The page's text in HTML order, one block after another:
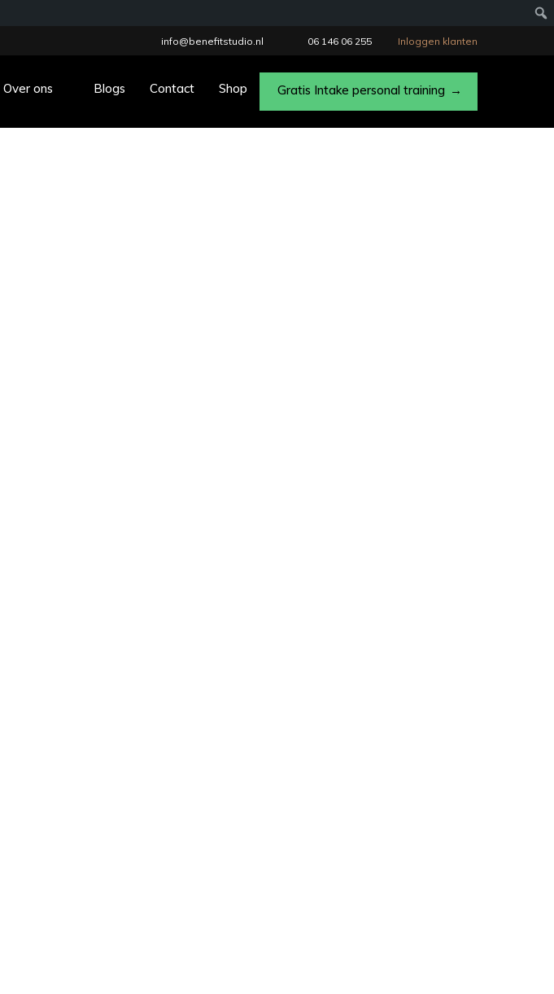
info@benefitstudio.nl 06 146 06 255 Inloggen klanten
Over ons Blogs Contact Shop Gratis Intake personal training